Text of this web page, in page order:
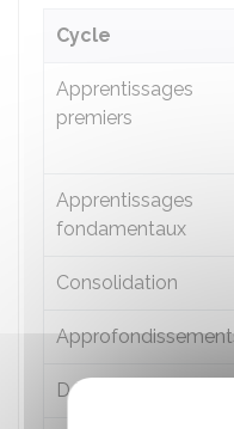
Cycle
Apprentissages
premiers
Apprentissages
fondamentaux
Consolidation
Détermination